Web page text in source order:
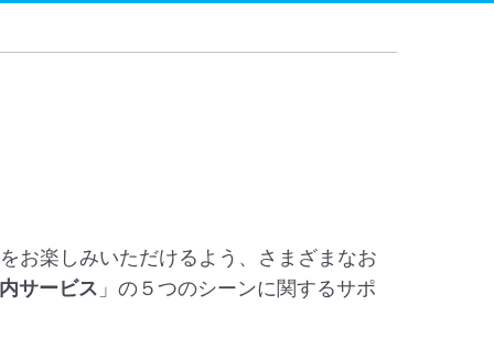
お楽しみいただけるよう、さまざまなお
サービス 」の５つのシーンに関するサポ